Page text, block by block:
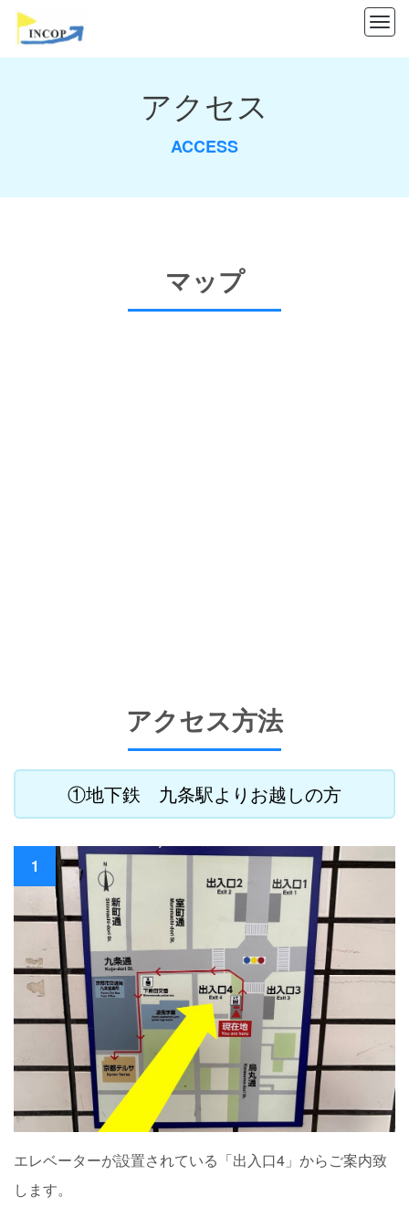
M
アクセス
ACCESS
マップ
アクセス方法
①地下鉄 九条駅よりお越しの方
1
エレベーターが設置されている「出入口4」からご案内致
します。